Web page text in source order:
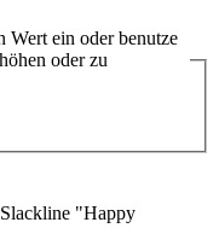
Wert ein oder benutze
oder zu